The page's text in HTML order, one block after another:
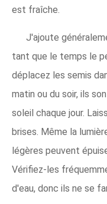
est fraîche.
J'ajoute
tant que le temps le
déplacez les semis
matin ou du soir, ils
soleil chaque jour.
brises. Même la
légères peuvent
Vérifiez-les
d'eau, donc ils ne se